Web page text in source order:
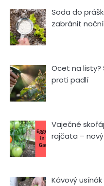
Soda do
zabránit
Ocet na listy?
proti padlí
Vaječné
rajčata –
Kávový